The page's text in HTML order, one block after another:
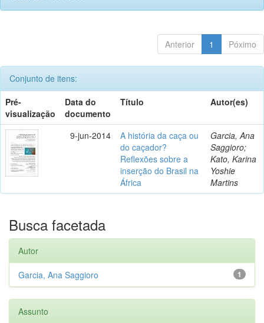
Anterior 1 Póximo
Conjunto de itens:
Pré-
visualização
Data do
documento
Título Autor(es)
9-jun-2014
A história da caça ou
do caçador?
Reflexões sobre a
inserção do Brasil na
África
Garcia, Ana
Saggioro;
Kato, Karina
Yoshie
Martins
Busca facetada
Autor
1
Garcia, Ana Saggioro
Assunto